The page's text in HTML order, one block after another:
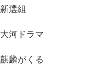
新選組
大河ドラマ
麒麟がくる